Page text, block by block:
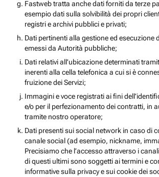
Fastweb tratta anche dati forniti da terze
esempio dati sulla solvibilità dei propri
registri e archivi pubblici e privati;
Dati pertinenti alla gestione ed esecuzione
emessi da Autorità pubbliche;
Dati relativi all’ubicazione determinati
inerenti alla cella telefonica a cui si è
fruizione dei Servizi;
Immagini e voce registrati ai fini
e/o per il perfezionamento dei contratti, in
tramite nostro operatore;
Dati presenti sui social network in caso di
canale social (ad esempio, nickname,
Precisiamo che l’accesso attraverso i
di questi ultimi sono soggetti ai termini e
informative sulla privacy e sui cookie dei